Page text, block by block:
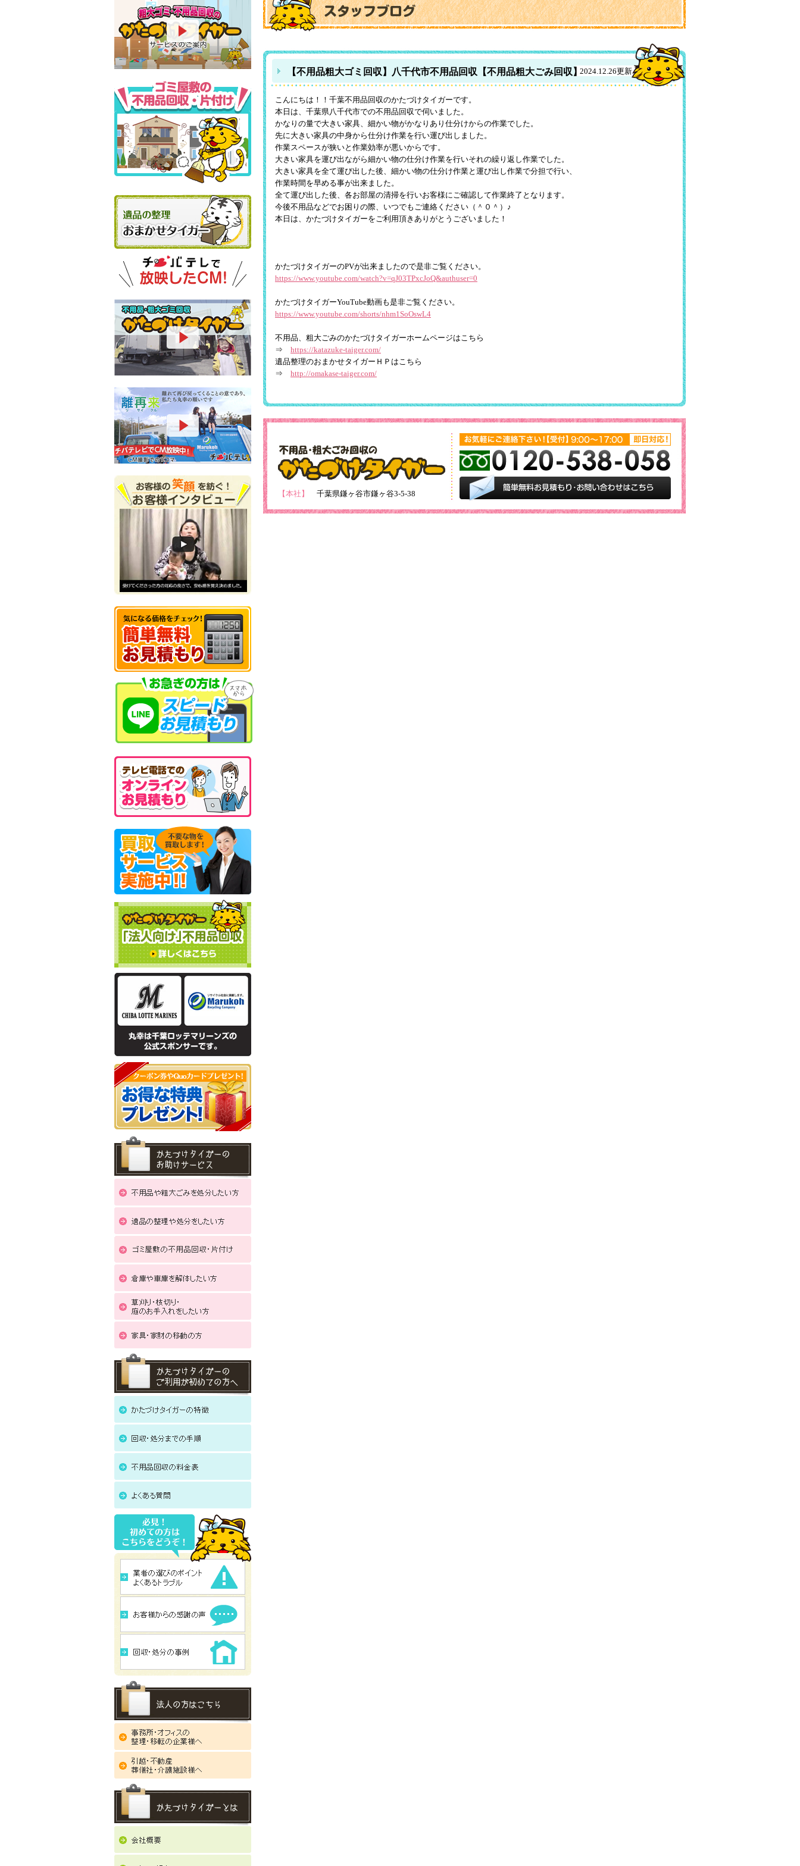
2024.12.26更新
【不用品粗大ゴミ回収】八千代市不用品回収【不用品粗大ごみ回収】
こんにちは！！千葉不用品回収のかたづけタイガーです。
本日は、千葉県八千代市での不用品回収で伺いました。
かなりの量で大きい家具、細かい物がかなりあり仕分けからの作業でした。
先に大きい家具の中身から仕分け作業を行い運び出しました。
作業スペースが狭いと作業効率が悪いからです。
大きい家具を運び出ながら細かい物の仕分け作業を行いそれの繰り返し作業でした。
大きい家具を全て運び出した後、細かい物の仕分け作業と運び出し作業で分担で行い、
作業時間を早める事が出来ました。
全て運び出した後、各お部屋の清掃を行いお客様にご確認して作業終了となります。
今後不用品などでお困りの際、いつでもご連絡ください（＾０＾）♪
本日は、かたづけタイガーをご利用頂きありがとうございました！
かたづけタイガーのPVが出来ましたので是非ご覧ください。
https://www.youtube.com/watch?v=qJ03TPxcJoQ&authuser=0
かたづけタイガーYouTube動画も是非ご覧ください。
https://www.youtube.com/shorts/nhm1SoOswL4
不用品、粗大ごみのかたづけタイガーホームページはこちら
⇒ https://katazuke-taiger.com/
遺品整理のおまかせタイガーＨＰはこちら
⇒ http://omakase-taiger.com/
【本社】 千葉県鎌ヶ谷市鎌ヶ谷3-5-38